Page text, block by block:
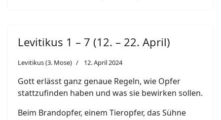
Levitikus 1 – 7 (12. – 22. April)
Levitikus (3. Mose) 12. April 2024
Gott erlässt ganz genaue Regeln, wie Opfer
stattzufinden haben und was sie bewirken sollen.
Beim Brandopfer, einem Tieropfer, das Sühne